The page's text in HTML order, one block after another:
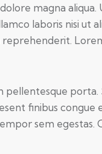
magna aliqua.
laboris nisi ut
reprehenderit.
pellentesque
finibus congue
sem egestas.